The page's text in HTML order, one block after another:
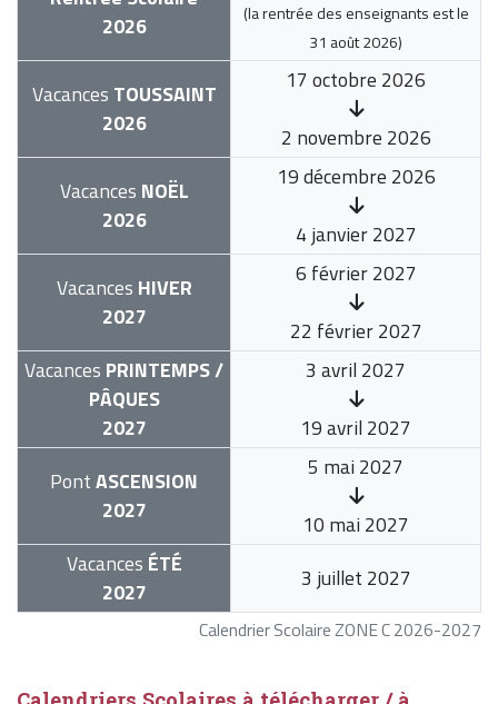
Calendrier Scolaire ZONE C 2026-2027
2026
(la rentrée des enseignants est le
31 août 2026)
Vacances TOUSSAINT
2026
17 octobre 2026
2 novembre 2026
Vacances NOËL
2026
19 décembre 2026
4 janvier 2027
Vacances HIVER
2027
6 février 2027
22 février 2027
Vacances PRINTEMPS /
PÂQUES
2027
3 avril 2027
19 avril 2027
PontASCENSION
2027
5 mai 2027
10 mai 2027
Vacances ÉTÉ
2027
3 juillet 2027